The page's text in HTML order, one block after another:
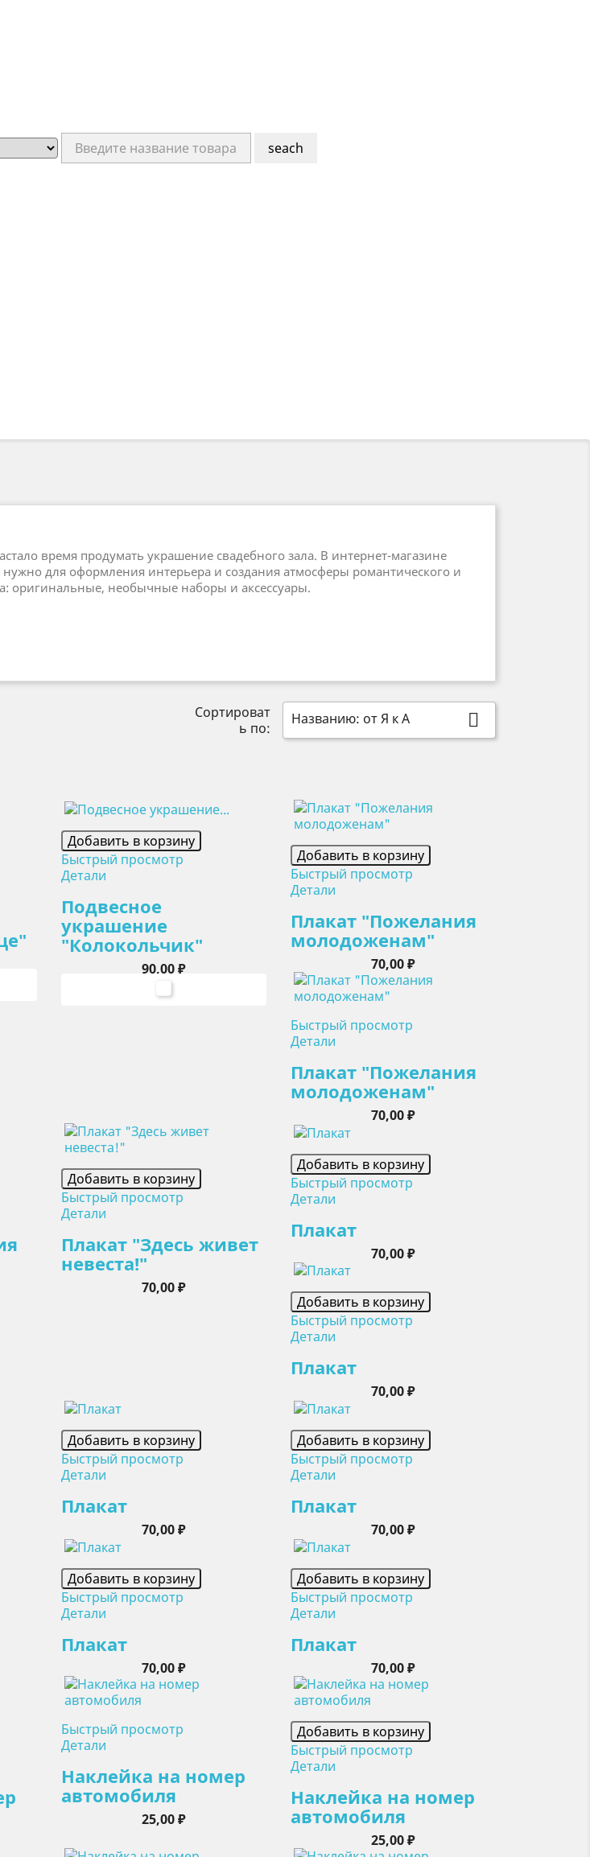
seach
время продумать украшение свадебного зала. В интернет-магазине
нужно для оформления интерьера и создания атмосферы романтического и
оригинальные, необычные наборы и аксессуары.
Сортироват
ь по:
Названию: от Я к А 
Добавить в корзину
Быстрый просмотр
Детали
Подвесное
украшение
"Колокольчик"
Цена
90,00 ₽
Добавить в корзину
Быстрый просмотр
Детали
Плакат "Пожелания
молодоженам"
Цена
70,00 ₽
Быстрый просмотр
Детали
Плакат "Пожелания
молодоженам"
Цена
70,00 ₽
Добавить в корзину
Быстрый просмотр
Детали
Плакат "Здесь живет
невеста!"
Цена
70,00 ₽
Добавить в корзину
Быстрый просмотр
Детали
Плакат
Цена
70,00 ₽
Добавить в корзину
Быстрый просмотр
Детали
Плакат
Цена
70,00 ₽
Добавить в корзину
Быстрый просмотр
Детали
Плакат
Цена
70,00 ₽
Добавить в корзину
Быстрый просмотр
Детали
Плакат
Цена
70,00 ₽
Добавить в корзину
Быстрый просмотр
Детали
Плакат
Цена
70,00 ₽
Добавить в корзину
Быстрый просмотр
Детали
Плакат
Цена
70,00 ₽
Быстрый просмотр
Детали
Наклейка на номер
автомобиля
Цена
25,00 ₽
Добавить в корзину
Быстрый просмотр
Детали
Наклейка на номер
автомобиля
Цена
25,00 ₽